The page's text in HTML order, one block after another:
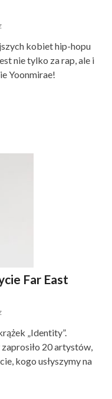
kobiet hip-hopu
nie tylko za rap, ale i
Yoonmirae!
Far East
„Identity”.
20 artystów,
kogo usłyszymy na